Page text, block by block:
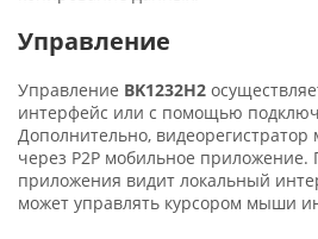
Управление
Управление BK1232H2
интерфейс или с помощью
Дополнительно, видеорегистратор
через P2P мобильное приложение.
приложения видит локальный
может управлять курсором мыши